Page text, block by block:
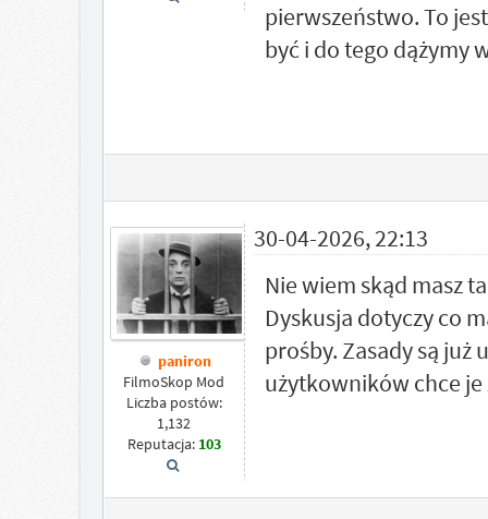
pierwszeństwo. To
być i do tego dążymy
paniron
FilmoSkop Mod
Liczba postów:
1,132
Reputacja: 103
30-04-2026, 22:13
Nie wiem skąd masz
Dyskusja dotyczy co
prośby. Zasady są już
użytkowników chce je